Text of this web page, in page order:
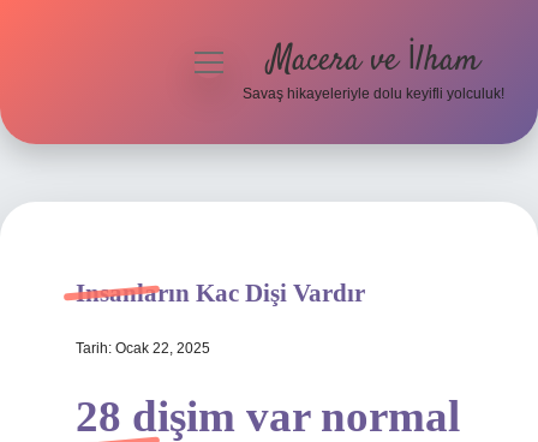
menüyüMacera ve İlham
Savaş hikayeleriyle dolu keyifli yolculuk!
Insanların Kac Dişi Vardır
Tarih: Ocak 22, 2025
28 dişim var normal